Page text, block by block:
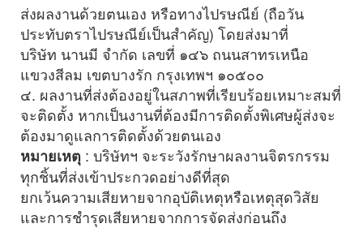
ส่งผลงานด้วยตนเอง หรือทางไปรษณีย์ (ถือวัน
ประทับตราไปรษณีย์เป็นสำคัญ) โดยส่งมาที่
บริษัท นานมี จำกัด เลขที่ ๑๔๖ ถนนสาทรเหนือ
แขวงสีลม เขตบางรัก กรุงเทพฯ ๑๐๕๐๐
๔. ผลงานที่ส่งต้องอยู่ในสภาพที่เรียบร้อยเหมาะสมที่
จะติดตั้ง หากเป็นงานที่ต้องมีการติดตั้งพิเศษผู้ส่งจะ
ต้องมาดูแลการติดตั้งด้วยตนเอง
หมายเหตุ : บริษัทฯ จะระวังรักษาผลงานจิตรกรรม
ทุกชิ้นที่ส่งเข้าประกวดอย่างดีที่สุด
ยกเว้นความเสียหายจากอุบัติเหตุหรือเหตุสุดวิสัย
และการชำรุดเสียหายจากการจัดส่งก่อนถึง